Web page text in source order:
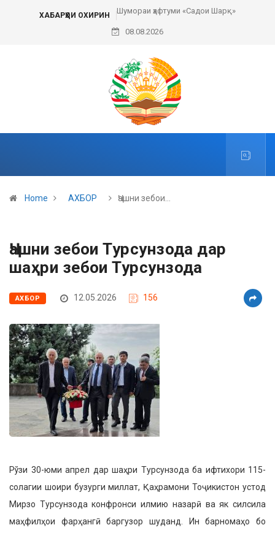
ХАБАРҲОИ ОХИРИН Шумораи ҳафтуми «Садои Шарқ»
08.08.2026
Home АХБОР Ҷашни зебои…
Ҷашни зебои Турсунзода дар
шаҳри зебои Турсунзода
АХБОР 12.05.2026 156
Рўзи 30-юми апрел дар шаҳри Турсунзода ба ифтихори 115-
солагии шоири бузурги миллат, Қаҳрамони Тоҷикистон устод
Мирзо Турсунзода конфронси илмию назарӣ ва як силсила
маҳфилҳои фарҳангӣ баргузор шуданд. Ин барномаҳо бо